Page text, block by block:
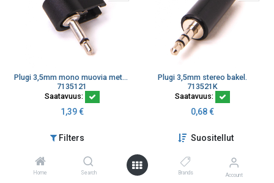
Filters Suositellut
Home Search Brands Account
Plugi 3,5mm mono muovia metallikierre MP105-AC
7135121
Saatavuus:
1,39€
Plugi 3,5mm stereo bakel.
713521K
Saatavuus:
0,68€